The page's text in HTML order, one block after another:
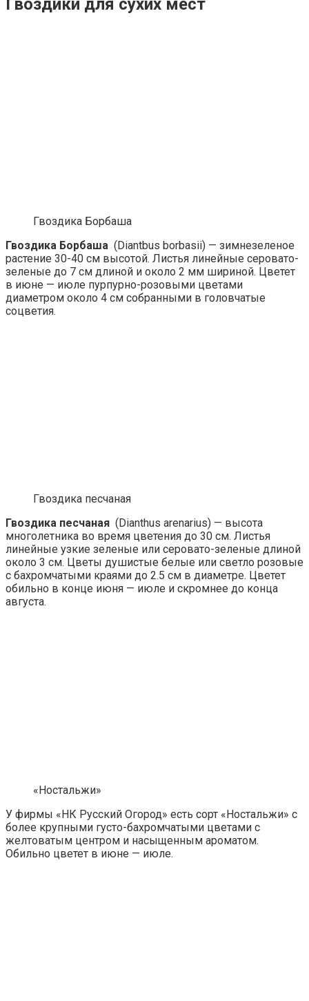
Гвоздики для сухих мест
Гвоздика Борбаша
Гвоздика Борбаша (Diantbus borbasii) — зимнезеленое
растение 30-40 см высотой. Листья линейные серовато-
зеленые до 7 см длиной и около 2 мм шириной. Цветет
в июне — июле пурпурно-розовыми цветами
диаметром около 4 см собранными в головчатые
соцветия.
Гвоздика песчаная
Гвоздика песчаная (Dianthus arenarius) — высота
многолетника во время цветения до 30 см. Листья
линейные узкие зеленые или серовато-зеленые длиной
около 3 см. Цветы душистые белые или светло розовые
с бахромчатыми краями до 2.5 см в диаметре. Цветет
обильно в конце июня — июле и скромнее до конца
августа.
«Ностальжи»
У фирмы «НК Русский Огород» есть сорт «Ностальжи» с
более крупными густо-бахромчатыми цветами с
желтоватым центром и насыщенным ароматом.
Обильно цветет в июне — июле.